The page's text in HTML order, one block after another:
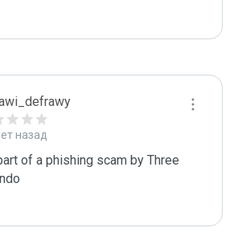
назад
of a phishing scam by Three